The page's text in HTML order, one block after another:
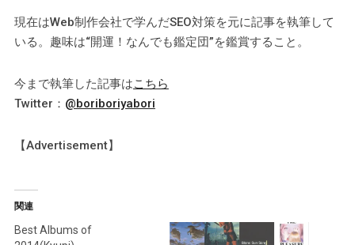
現在はWeb制作会社で学んだSEO対策を元に記事を執筆して
いる。趣味は“開運！なんでも鑑定団”を鑑賞すること。
今まで執筆した記事はこちら
Twitter： @boriboriyabori
【Advertisement】
関連
Best Albums of